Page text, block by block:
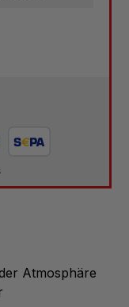
Atmosphäre